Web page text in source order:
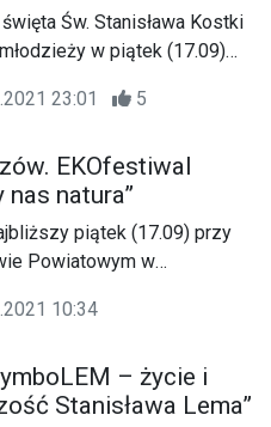
Św. Stanisława Kostki
w piątek (17.09)
Służby Ołtarza do Katedry
23:01 5
EKOfestiwal
nas natura”
piątek (17.09) przy
Powiatowym w
10:34
– życie i
Stanisława Lema”